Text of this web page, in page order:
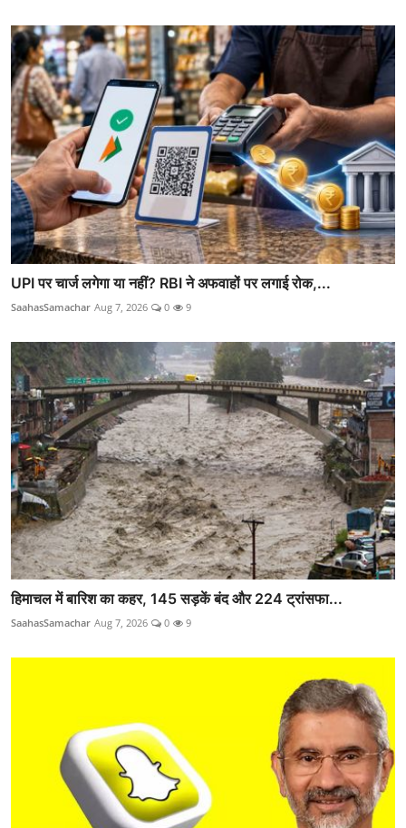
UPI पर चार्ज लगेगा या नहीं? RBI ने अफवाहों पर लगाई रोक,...
SaahasSamachar Aug 7, 2026 0 9
हिमाचल में बारिश का कहर, 145 सड़कें बंद और 224 ट्रांसफा...
SaahasSamachar Aug 7, 2026 0 9